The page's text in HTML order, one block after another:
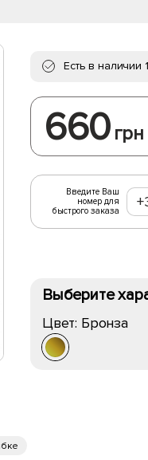
Есть в наличии
660 грн
Введите Ваш
номер для
быстрого заказа
Выберите
Цвет: Бронза